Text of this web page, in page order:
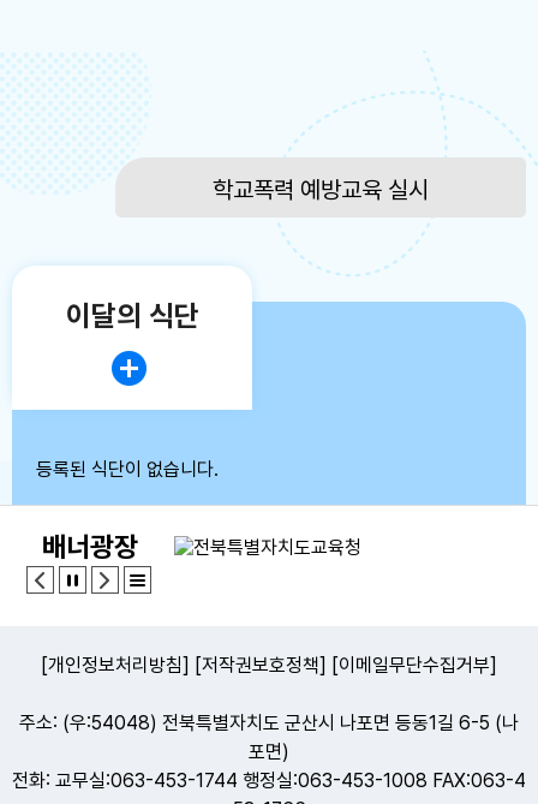
22 토요휴업일
29 토요휴업일
학교폭력 예방교육 실시
이달의 식단
등록된 식단이 없습니다.
배너광장
[개인정보처리방침] [저작권보호정책] [이메일무단수집거부]
주소: (우:54048) 전북특별자치도 군산시 나포면 등동1길 6-5 (나
포면)
전화: 교무실:063-453-1744 행정실:063-453-1008 FAX:063-4